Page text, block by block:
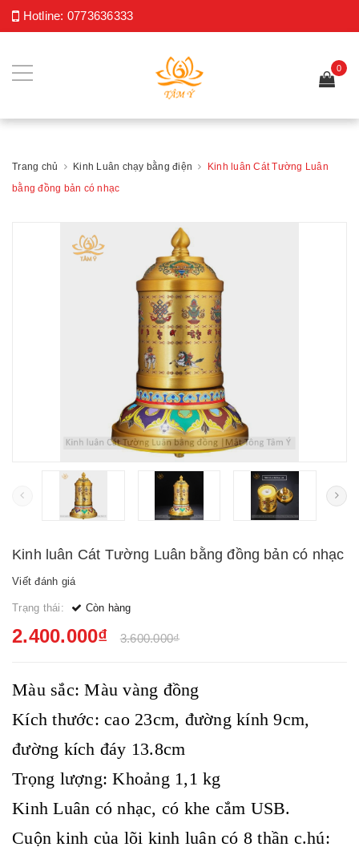
Hotline: 0773636333
0
Trang chủ Kinh Luân chạy bằng điện Kinh luân Cát Tường Luân
bằng đồng bản có nhạc
Kinh luân Cát Tường Luân bằng đồng bản có nhạc
Viết đánh giá
Trạng thái: Còn hàng
2.400.000₫ 3.600.000₫
Màu sắc: Màu vàng đồng
Kích thước: cao 23cm, đường kính 9cm,
đường kích đáy 13.8cm
Trọng lượng: Khoảng 1,1 kg
Kinh Luân có nhạc, có khe cắm USB.
Cuộn kinh của lõi kinh luân có 8 thần c.hú: